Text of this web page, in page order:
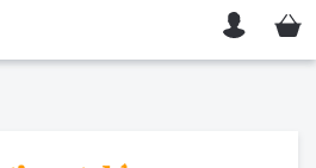
Mon